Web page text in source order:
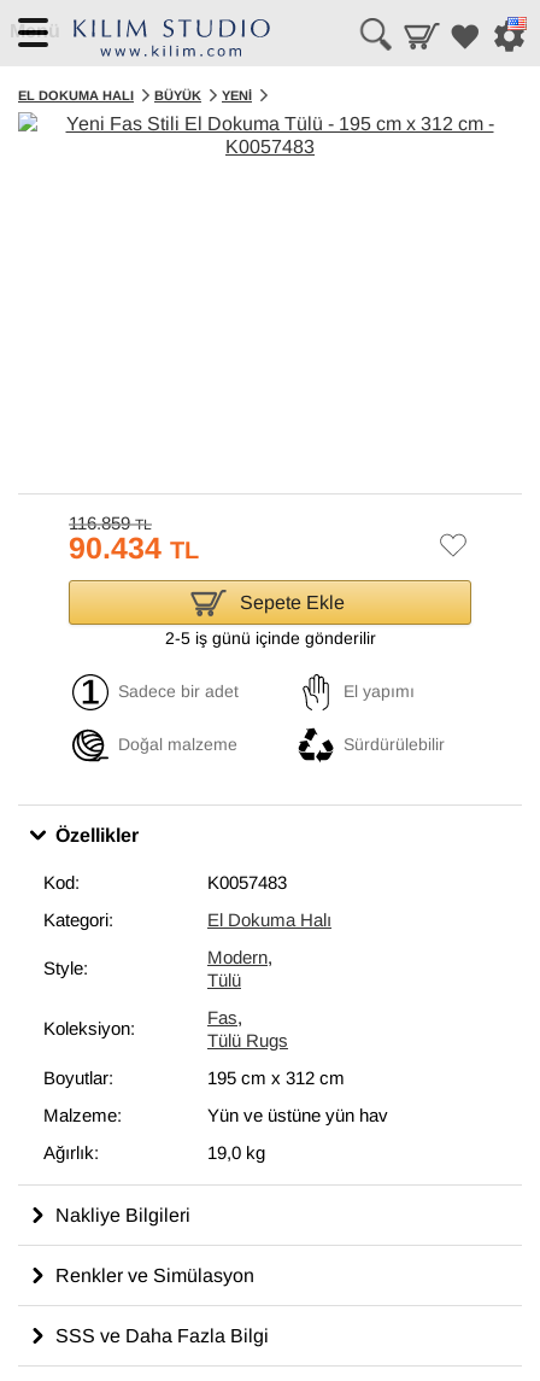
Menü
EL DOKUMA HALI BÜYÜK YENI
116.859TL
90.434 TL
Sepete Ekle
2-5 iş günü içinde gönderilir
Sadece bir adet El yapımı
Doğal malzeme Sürdürülebilir
Özellikler
Kod:
K0057483
Kategori:
El Dokuma Halı
Style:
Modern,
Tülü
Koleksiyon:
Fas,
Tülü Rugs
Boyutlar:
195 cm x 312 cm
Malzeme:
Yün ve üstüne yün hav
Ağırlık:
19,0 kg
Nakliye Bilgileri
Renkler ve Simülasyon
SSS ve Daha Fazla Bilgi